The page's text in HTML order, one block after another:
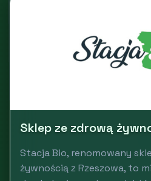
Sklep ze zdrową
Stacja Bio, renomowany
żywnością z Rzeszowa, to